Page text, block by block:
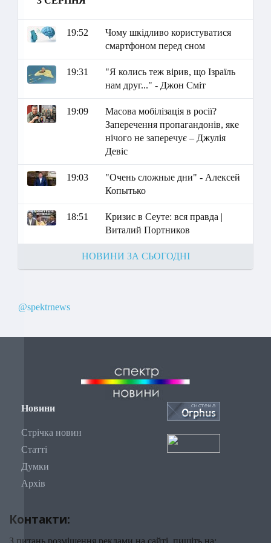
19:52
Чому шкідливо користуватися
смартфоном перед сном
19:31
"Я колись теж вірив, що Ізраїль
нам друг..." - Джон Сміт
19:09
Масова мобілізація в росії?
Заперечення пропагандонів, яке
нічого не заперечує – Джулія
Девіс
19:03
"Очень сложные дни" - Алексей
Копытько
18:51
Кризис в Сеуте: вся правда |
Виталий Портников
НОВИНИ ЗА СЬОГОДНІ
@spektrnews
Новини
Стрічка новин
Статті
Думки
Архів
Контакти: